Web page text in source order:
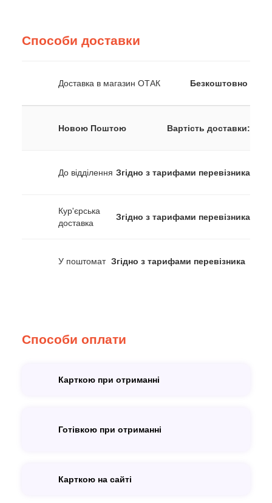
Способи доставки
Доставка в магазин ОТАК Безкоштовно
Новою Поштою Вартість доставки:
До відділення Згідно з тарифами перевізника
Кур'єрська
доставка
Згідно з тарифами перевізника
У поштомат Згідно з тарифами перевізника
Способи оплати
Карткою при отриманні
Готівкою при отриманні
Карткою на сайті